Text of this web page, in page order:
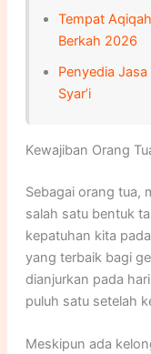
Tempat
Berkah 2026
Penyedia
Syar’i
Kewajiban Orang
Sebagai orang tua,
salah satu bentuk
kepatuhan kita
yang terbaik bagi
dianjurkan pada
puluh satu setelah
Meskipun ada